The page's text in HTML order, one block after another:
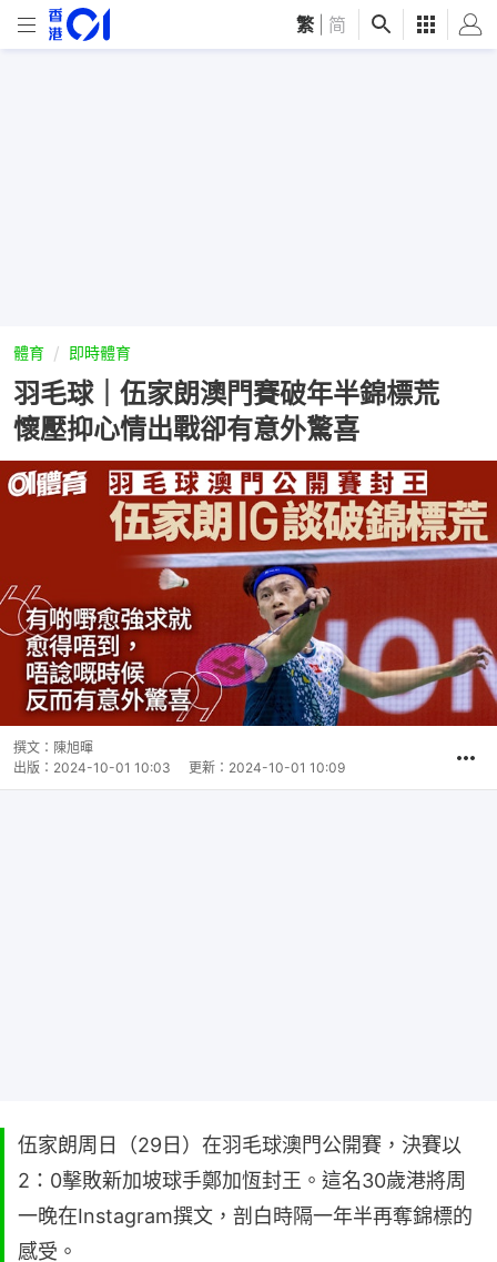
繁 简
體育 即時體育
羽毛球｜伍家朗澳門賽破年半錦標荒
懷壓抑心情出戰卻有意外驚喜
撰文： 陳旭暉
出版： 2024-10-01 10:03 更新： 2024-10-01 10:09
伍家朗周日（29日）在羽毛球澳門公開賽，決賽以
2：0擊敗新加坡球手鄭加恆封王。這名30歲港將周
一晚在Instagram撰文，剖白時隔一年半再奪錦標的
感受。